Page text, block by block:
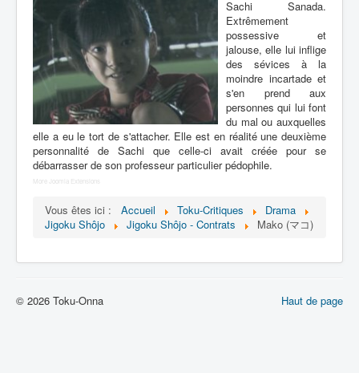
Sachi Sanada.
Extrêmement
possessive et
jalouse, elle lui inflige
des sévices à la
moindre incartade et
s'en prend aux
personnes qui lui font
du mal ou auxquelles
elle a eu le tort de s'attacher. Elle est en réalité une deuxième
personnalité de Sachi que celle-ci avait créée pour se
débarrasser de son professeur particulier pédophile.
More Joomla Extensions
Vous êtes ici : Accueil Toku-Critiques
Drama
Jigoku Shôjo
Jigoku Shôjo - Contrats Mako (マコ)
Haut de page
© 2026 Toku-Onna